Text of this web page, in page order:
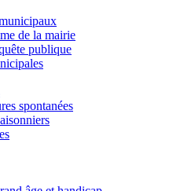
de la mairie
publique
spontanées